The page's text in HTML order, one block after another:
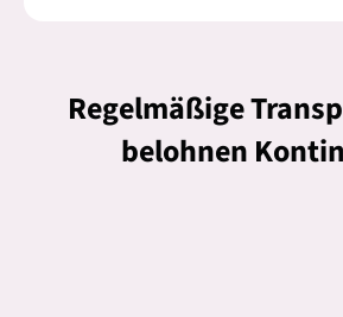
Regelmäßige
belohnen